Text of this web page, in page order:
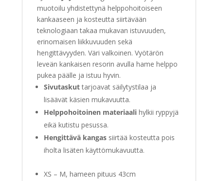
muotoilu yhdistettynä helppohoitoiseen
kankaaseen ja kosteutta siirtävään
teknologiaan takaa mukavan istuvuuden,
erinomaisen liikkuvuuden sekä
hengittävyyden. Väri valkoinen. Vyötärön
leveän kankaisen resorin avulla hame helppo
pukea päälle ja istuu hyvin.
Sivutaskuttarjoavat säilytystilaa ja
lisäävät käsien mukavuutta.
Helppohoitoinen materiaalihylkii ryppyjä
eikä kutistu pesussa.
Hengittävä kangassiirtää kosteutta pois
iholta lisäten käyttömukavuutta.
XS – M, hameen pituus 43cm